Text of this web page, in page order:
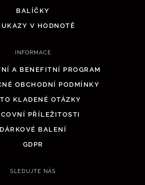
BALÍČKY
V HODNOTĚ
INFORMACE
A BENEFITNÍ PROGRAM
OBCHODNÍ PODMÍNKY
KLADENÉ OTÁZKY
PŘÍLEŽITOSTI
DÁRKOVÉ BALENÍ
GDPR
SLEDUJTE NÁS